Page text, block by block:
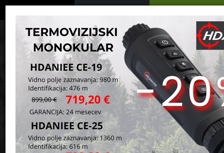
sl en it hr de
Vaša košarica je še prazna